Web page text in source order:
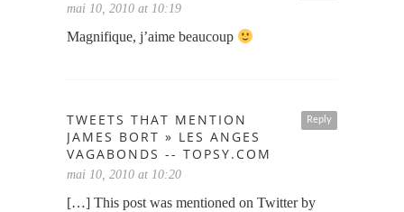
mai 10, 2010 at 10:19
Magnifique, j’aime beaucoup
Reply
TWEETS THAT MENTION
JAMES BORT » LES ANGES
VAGABONDS -- TOPSY.COM
mai 10, 2010 at 10:20
[…] This post was mentioned on Twitter by